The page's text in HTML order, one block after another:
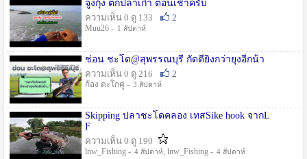
จูงกุ้ง ตกปลาเก๋า ตอนเช้าครับ
ความเห็น 0 ดู 133
2
Muu26 - 1 สัปดาห์
ช่อน ชะโด@สุพรรณบุรี กัดดียิ่งกว่ายุงอีกน้า
ความเห็น 0 ดู 216
2
ก้อง ตะโกคู่ - 3 สัปดาห์
Skipping ปลาชะโดคลอง เทสSike hook จากL
F
ความเห็น 0 ดู 190
lnw_Fishing - 4 สัปดาห์, lnw_Fishing - 4 สัปดาห์